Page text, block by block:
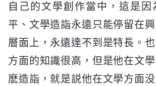
自己的文學創作當中，這是因
平、文學造詣永遠只能停留在
層面上，永遠達不到是特長。
方面的知識很高，但是他在文
麽造詣，就是説他在文學方面没